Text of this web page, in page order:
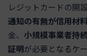
レジットカードの開設
通知の有無が信用材
金、 小規模事業者持
証明が必要となるケ